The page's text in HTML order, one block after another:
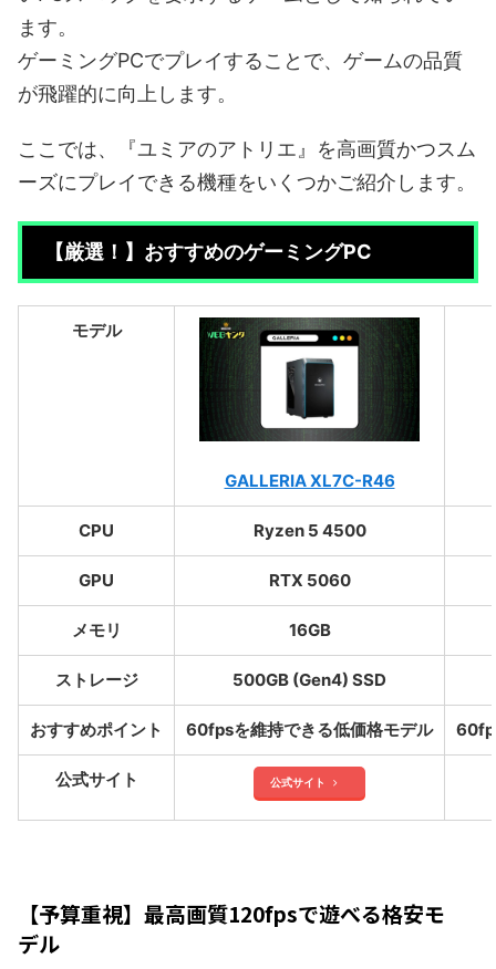
ます。
ゲーミングPCでプレイすることで、ゲームの品質
が飛躍的に向上します。
ここでは、『ユミアのアトリエ』を高画質かつスム
ーズにプレイできる機種をいくつかご紹介します。
【厳選！】おすすめのゲーミングPC
モデル
GALLERIA XL7C-R46
CPU Ryzen 5 4500
GPU RTX 5060
メモリ 16GB
ストレージ 500GB (Gen4) SSD
おすすめポイント 60fpsを維持できる低価格モデル
公式サイト 公式サイト
【予算重視】最高画質120fpsで遊べる格安モ
デル